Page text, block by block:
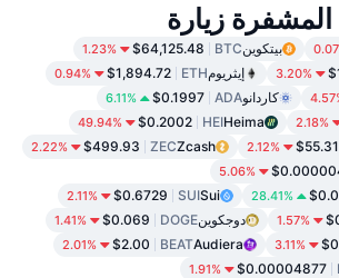
المشفرة زيارة
بيتكوينBTC
$64,125.48
1.23%
3.20% إيثريومETH
$1,894.72
0.94%
كاردانوADA
$0.1997
6.11%
2.18%
Heima
HEI
$0.2002
49.94%
$55.31
2.12%
Zcash
ZEC
$499.93
2.22%
5.06%
28.41%
Sui
SUI
$0.6729
2.11%
1.57% دوجكوينDOGE
$0.069
1.41%
3.11%
Audiera
BEAT
$2.00
2.01%
$0.00004877
1.91%